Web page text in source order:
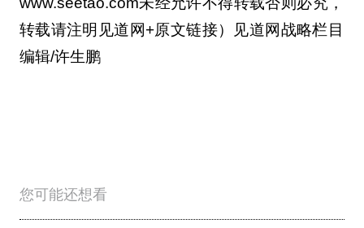
转载请注明见道网+原文链接）见道网战略栏目
编辑/许生鹏
您可能还想看